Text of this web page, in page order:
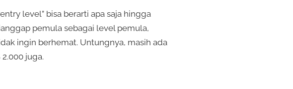
level” bisa berarti apa saja hingga
pemula sebagai level pemula,
ingin berhemat. Untungnya, masih ada
juga.